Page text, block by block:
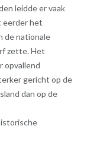
leidde er vaak
eerder het
de nationale
zette. Het
opvallend
gericht op de
dan op de